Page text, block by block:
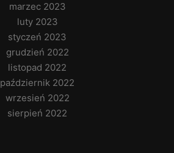
marzec 2023
luty 2023
styczeń 2023
grudzień 2022
listopad 2022
październik 2022
wrzesień 2022
sierpień 2022